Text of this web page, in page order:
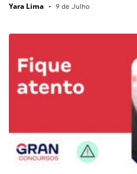
Yara Lima • 9 de Julho